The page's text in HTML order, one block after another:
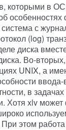
которыми в
с
(log)
диска
Во-
UNIX, а
в
Хотя xlv
этом